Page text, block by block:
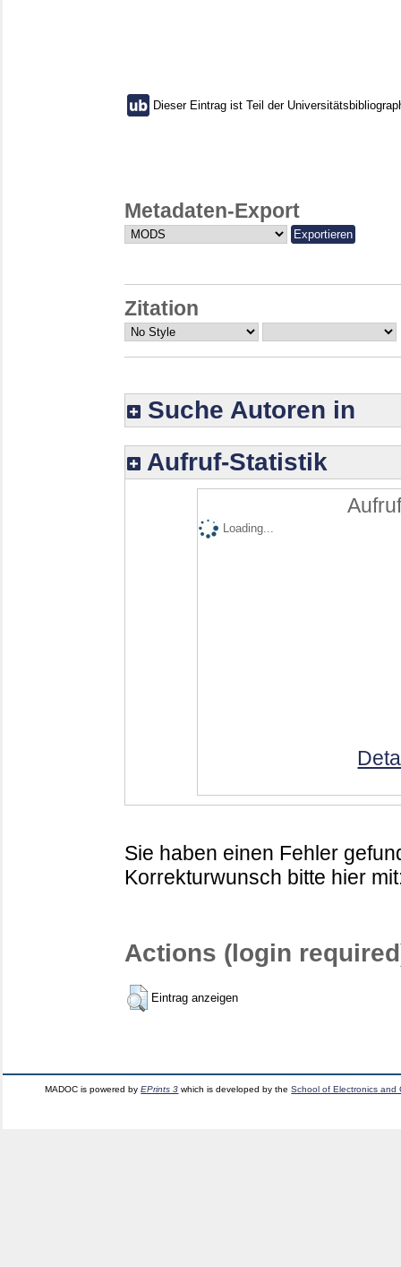
Dieser Eintrag ist Teil der
Metadaten-Export
Zitation
Suche Autoren in
Aufruf-Statistik
Loading...
Sie haben einen Fehler
Korrekturwunsch bitte hier
Actions (login
Eintrag anzeigen
MADOC is powered byEPrints 3 which is developed by theSchool of Electronics and